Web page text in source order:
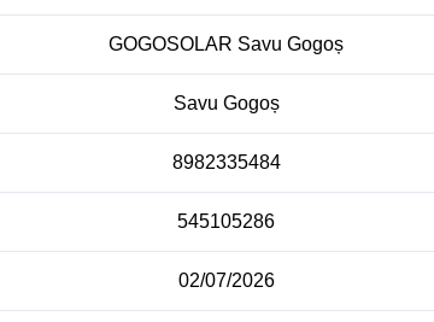
GOGOSOLAR Savu Gogoș
Savu Gogoș
8982335484
545105286
02/07/2026